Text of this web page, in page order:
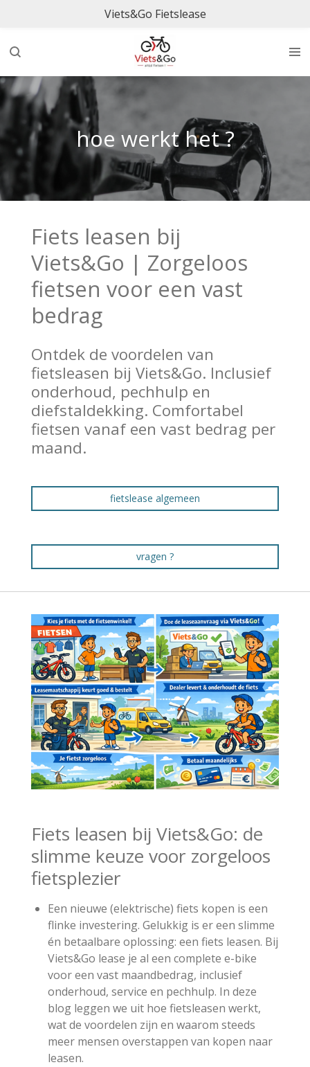
naar
hoofdinhoud
Viets&Go Fietslease
hoe werkt het ?
Fiets leasen bij
Viets&Go | Zorgeloos
fietsen voor een vast
bedrag
Ontdek de voordelen van
fietsleasen bij Viets&Go. Inclusief
onderhoud, pechhulp en
diefstaldekking. Comfortabel
fietsen vanaf een vast bedrag per
maand.
fietslease algemeen
vragen ?
Fiets leasen bij Viets&Go: de
slimme keuze voor zorgeloos
fietsplezier
Een nieuwe (elektrische) fiets kopen is een
flinke investering. Gelukkig is er een slimme
én betaalbare oplossing: een fiets leasen. Bij
Viets&Go lease je al een complete e-bike
voor een vast maandbedrag, inclusief
onderhoud, service en pechhulp. In deze
blog leggen we uit hoe fietsleasen werkt,
wat de voordelen zijn en waarom steeds
meer mensen overstappen van kopen naar
leasen.